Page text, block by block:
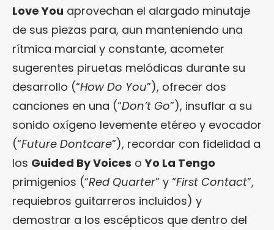
Love You aprovechan el alargado minutaje
de sus piezas para, aun manteniendo una
rítmica marcial y constante, acometer
sugerentes piruetas melódicas durante su
desarrollo (“How Do You”), ofrecer dos
canciones en una (“Don’t Go”), insuflar a su
sonido oxígeno levemente etéreo y evocador
(“Future Dontcare”), recordar con fidelidad a
los Guided By Voices oYo La Tengo
primigenios (“Red Quarter” y “First Contact”,
requiebros guitarreros incluidos) y
demostrar a los escépticos que dentro del